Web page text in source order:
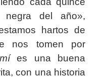
negra del año»,
hartos de
nos tomen por
es una buena
con una historia